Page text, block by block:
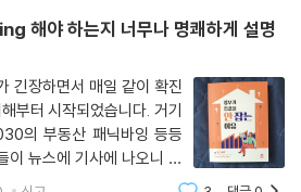
해야 하는지 너무나 명쾌하게 설명
긴장하면서 매일 같이 확진
부터 시작되었습니다. 거기
의 부동산 패닉바잉 등등
뉴스에 기사에 나오니 나
으신 분들이 많았고 실제로